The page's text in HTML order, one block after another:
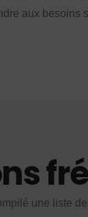
aux besoins
une liste